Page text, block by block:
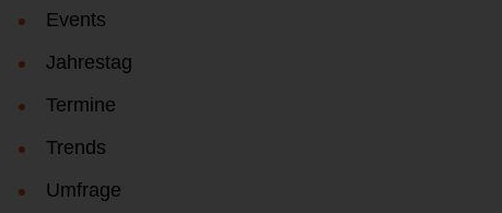
Events
Jahrestag
Termine
Trends
Umfrage